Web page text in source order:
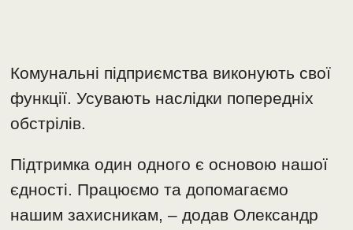
Комунальні підприємства виконують свої
функції. Усувають наслідки попередніх
обстрілів.
Підтримка один одного є основою нашої
єдності. Працюємо та допомагаємо
нашим захисникам, – додав Олександр